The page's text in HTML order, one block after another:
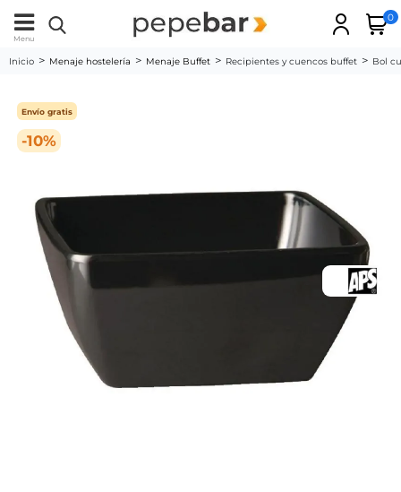
Menu
0
Inicio Menaje hostelería Menaje Buffet Recipientes y cuencos buffet Bol
-10%
Envío gratis